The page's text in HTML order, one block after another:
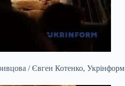
/ Євген Котенко, Укрінформ